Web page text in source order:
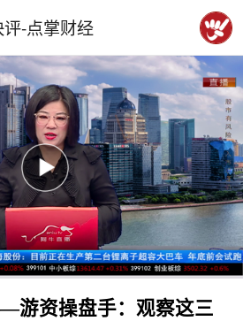
评-点掌财经
游资操盘手：观察这三